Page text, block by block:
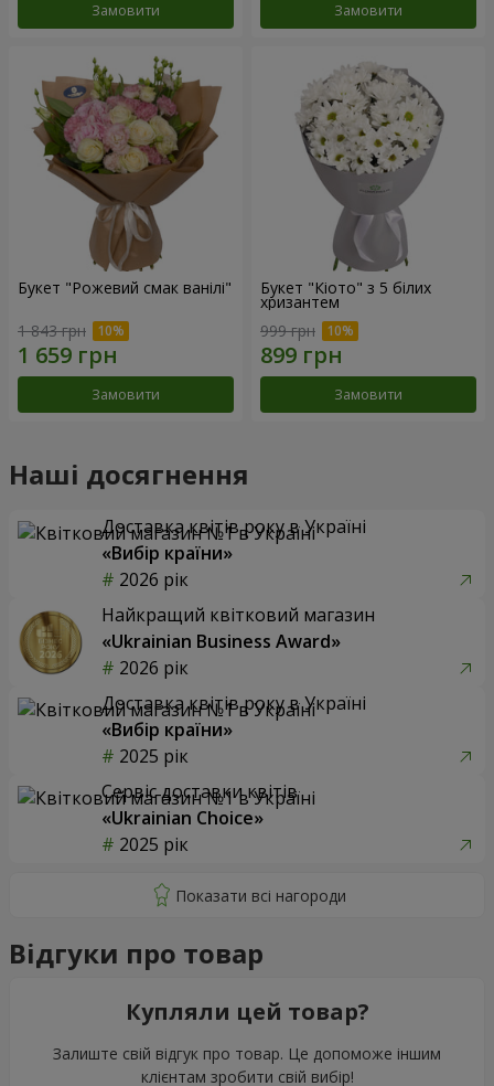
Замовити Замовити
Букет "Рожевий смак ванілі"
1 843 грн
Замовити
Букет "Кіото" з 5 білих
хризантем
999 грн
Замовити
Наші досягнення
Доставка квітів року в Україні
«Вибір країни»
2026 рік
Найкращий квітковий магазин
«Ukrainian Business Award»
2026 рік
Доставка квітів року в Україні
«Вибір країни»
2025 рік
Сервіс доставки квітів
«Ukrainian Choice»
2025 рік
Відгуки про товар
Купляли цей товар?
Залиште свій відгук про товар. Це допоможе іншим
клієнтам зробити свій вибір!